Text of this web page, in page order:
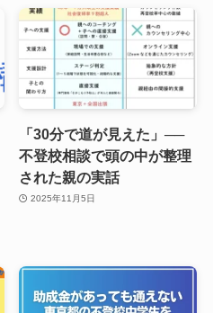
「30分で道が見えた」──
不登校相談で頭の中が整理
された親の実話
2025年11月5日